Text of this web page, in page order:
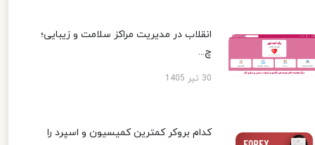
انقلاب در مدیریت مراکز سلامت و زیبایی؛
چ...
30 تیر 1405
کدام بروکر کمترین کمیسیون و اسپرد را